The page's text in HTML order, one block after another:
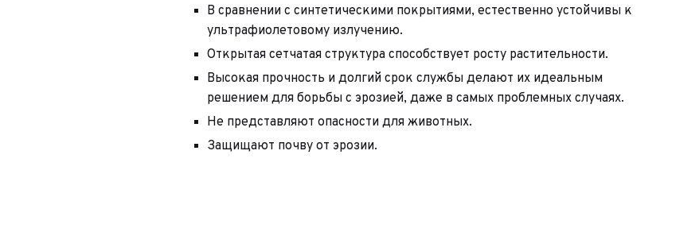
В сравнении с синтетическими покрытиями, естественно устойчивы к
ультрафиолетовому излучению.
Открытая сетчатая структура способствует росту растительности.
Высокая прочность и долгий срок службы делают их идеальным
решением для борьбы с эрозией, даже в самых проблемных случаях.
Не представляют опасности для животных.
Защищают почву от эрозии.